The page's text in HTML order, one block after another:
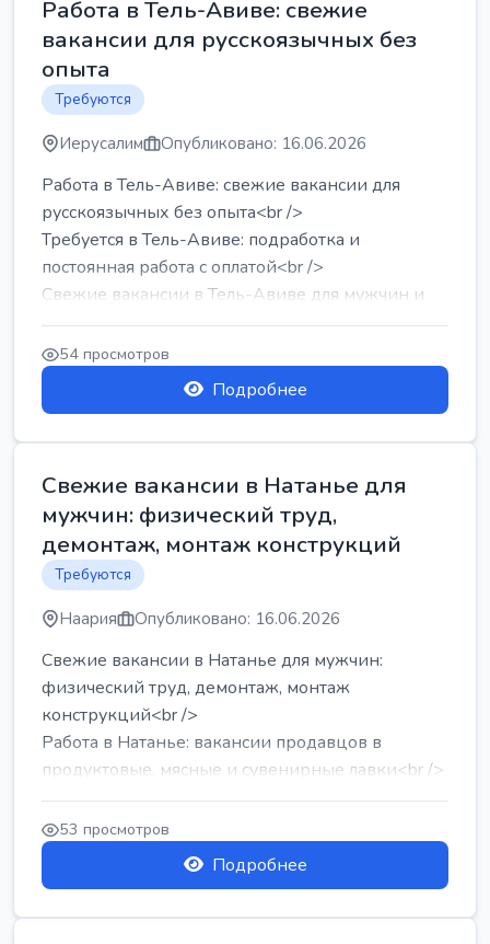
Работа в Тель-Авиве: свежие
вакансии для русскоязычных без
опыта
Требуются
Иерусалим Опубликовано: 16.06.2026
Работа в Тель-Авиве: свежие вакансии для
русскоязычных без опыта<br />
Требуется в Тель-Авиве: подработка и
постоянная работа с оплатой<br />
Свежие вакансии в Тель-Авиве для мужчин и
женщин от хозя...
54 просмотров
Подробнее
Свежие вакансии в Натанье для
мужчин: физический труд,
демонтаж, монтаж конструкций
Требуются
Наария Опубликовано: 16.06.2026
Свежие вакансии в Натанье для мужчин:
физический труд, демонтаж, монтаж
конструкций<br />
Работа в Натанье: вакансии продавцов в
продуктовые, мясные и сувенирные лавки<br />
Разнорабочий на сборку м...
53 просмотров
Подробнее